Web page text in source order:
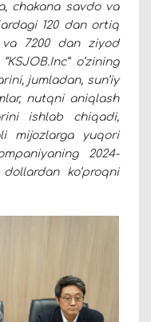
chakana savdo va
120 dan ortiq
va 7200 dan ziyod
KSJOB.Inc” o‘zining
jumladan, sun’iy
nutqni aniqlash
ishlab chiqadi,
mijozlarga yuqori
2024-
ko‘proqni